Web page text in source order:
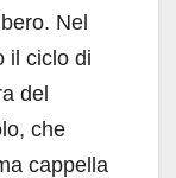
Nel
il ciclo di
del
che
cappella